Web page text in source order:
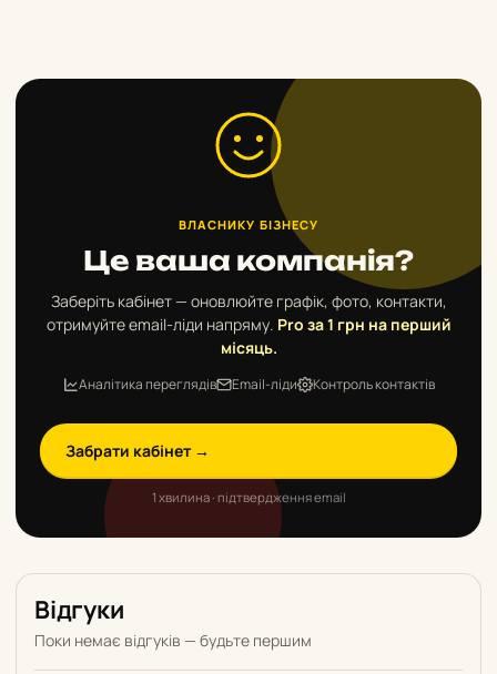
ВЛАСНИКУ БІЗНЕСУ
Це ваша компанія?
Заберіть кабінет — оновлюйте графік, фото, контакти,
отримуйте email-ліди напряму. Pro за 1 грн на перший
місяць.
Аналітика переглядів Email-ліди Контроль контактів
Забрати кабінет →
1 хвилина · підтвердження email
Відгуки
Поки немає відгуків — будьте першим